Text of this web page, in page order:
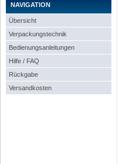
NAVIGATION
Übersicht
Verpackungstechnik
Bedienungsanleitungen
Hilfe / FAQ
Rückgabe
Versandkosten